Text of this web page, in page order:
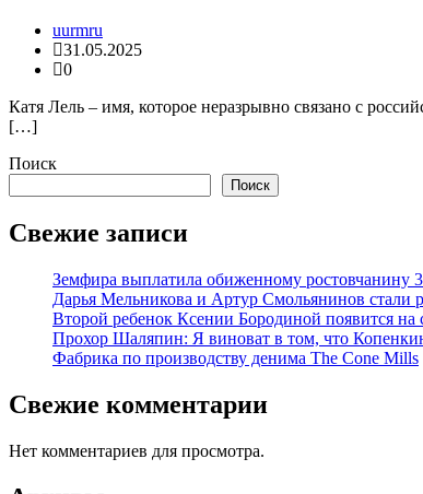
uurmru
31.05.2025
0
Катя Лель – имя, которое неразрывно связано с
[…]
Поиск
Поиск
Свежие записи
Земфира выплатила обиженному ростовчанину
Дарья Мельникова и Артур Смольянинов стали
Второй ребенок Ксении Бородиной появится на
Прохор Шаляпин: Я виноват в том, что
Фабрика по производству денима The Cone Mills
Свежие комментарии
Нет комментариев для просмотра.